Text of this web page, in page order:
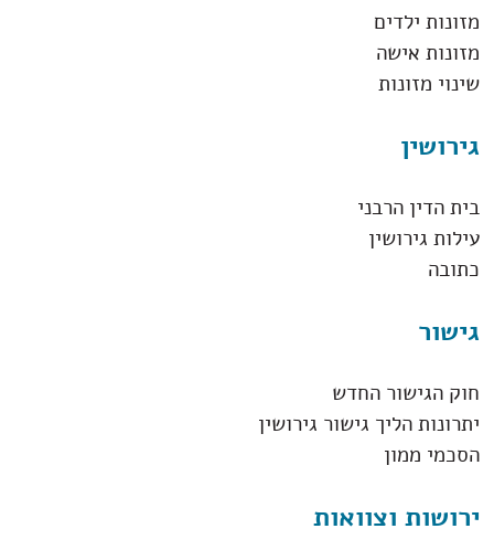
מזונות ילדים
מזונות אישה
שינוי מזונות
גירושין
בית הדין הרבני
עילות גירושין
כתובה
גישור
חוק הגישור החדש
יתרונות הליך גישור גירושין
הסכמי ממון
ירושות וצוואות